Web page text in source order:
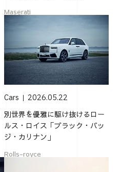
Maserati
Cars 2026.05.22
別世界を優雅に駆け抜けるロー
ルス・ロイス「ブラック・バッ
ジ・カリナン」
Rolls-royce